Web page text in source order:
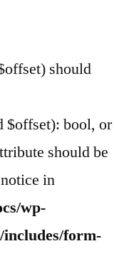
should
$offset): bool, or
should be
in
wp-
form-